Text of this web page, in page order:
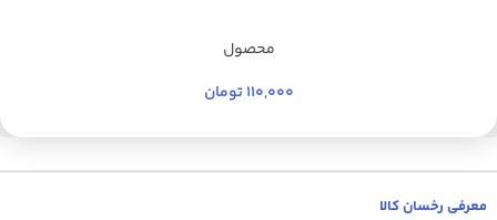
محصول
110,000 تومان
معرفی رخسان کالا